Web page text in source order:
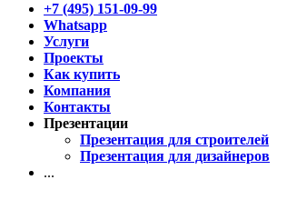
+7 (495) 151-09-99
Whatsapp
Услуги
Проекты
Как купить
Компания
Контакты
Презентации
Презентация для строителей
Презентация для дизайнеров
...